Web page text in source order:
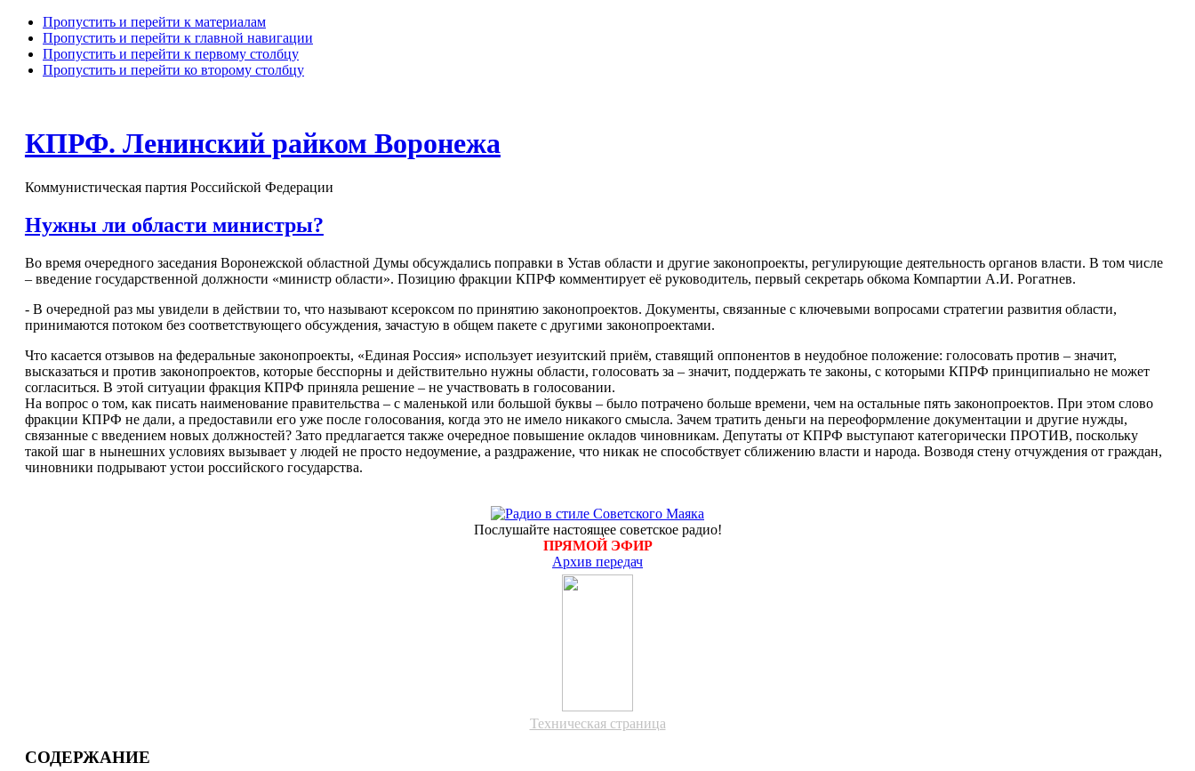
Пропустить и перейти к материалам
Пропустить и перейти к главной навигации
Пропустить и перейти к первому столбцу
Пропустить и перейти ко второму столбцу
КПРФ. Ленинский райком Воронежа
Коммунистическая партия Российской Федерации
Нужны ли области министры?
Во время очередного заседания Воронежской областной Думы обсуждались поправки в Устав области и другие законопроекты, регулирующие деятельность органов власти. В том числе
– введение государственной должности «министр области». Позицию фракции КПРФ комментирует её руководитель, первый секретарь обкома Компартии А.И. Рогатнев.
- В очередной раз мы увидели в действии то, что называют ксероксом по принятию законопроектов. Документы, связанные с ключевыми вопросами стратегии развития области,
принимаются потоком без соответствующего обсуждения, зачастую в общем пакете с другими законопроектами.
Что касается отзывов на федеральные законопроекты, «Единая Россия» использует иезуитский приём, ставящий оппонентов в неудобное положение: голосовать против – значит,
высказаться и против законопроектов, которые бесспорны и действительно нужны области, голосовать за – значит, поддержать те законы, с которыми КПРФ принципиально не может
согласиться. В этой ситуации фракция КПРФ приняла решение – не участвовать в голосовании.
На вопрос о том, как писать наименование правительства – с маленькой или большой буквы – было потрачено больше времени, чем на остальные пять законопроектов. При этом слово
фракции КПРФ не дали, а предоставили его уже после голосования, когда это не имело никакого смысла. Зачем тратить деньги на переоформление документации и другие нужды,
связанные с введением новых должностей? Зато предлагается также очередное повышение окладов чиновникам. Депутаты от КПРФ выступают категорически ПРОТИВ, поскольку
такой шаг в нынешних условиях вызывает у людей не просто недоумение, а раздражение, что никак не способствует сближению власти и народа. Возводя стену отчуждения от граждан,
чиновники подрывают устои российского государства.
Послушайте настоящее советское радио!
ПРЯМОЙ ЭФИР
Архив передач
Техническая страница
СОДЕРЖАНИЕ